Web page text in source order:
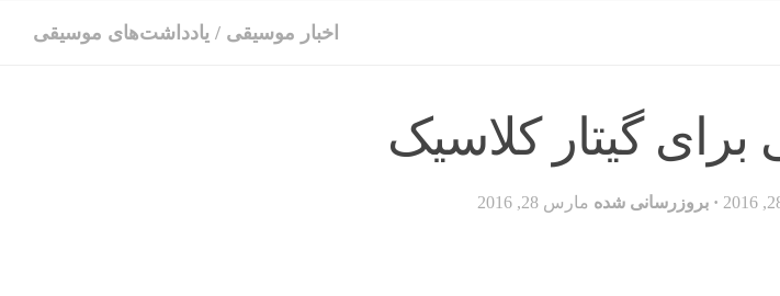
اخبار موسیقی / یادداشت‌های موسیقی
گیتار کلاسیک
· بروزرسانی شده مارس 28, 2016